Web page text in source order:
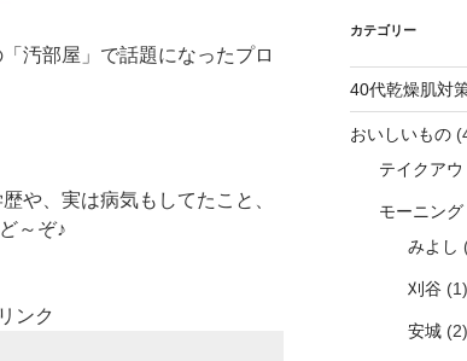
汚部屋」で話題になったプロ
や、実は病気もしてたこと、
～ぞ♪
ンク
カテゴリー
40代乾燥肌対
おいしいもの
テイクアウ
モーニング
みよし
刈谷(1)
安城(2)